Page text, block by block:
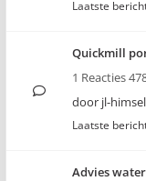
Laatste
Quickmill
1 Reacties
door jl-
Laatste
Advies